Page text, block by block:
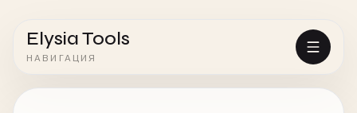
Elysia Tools
НАВИГАЦИЯ